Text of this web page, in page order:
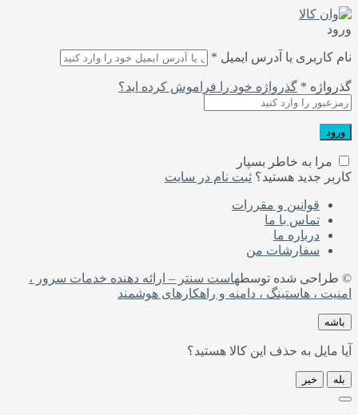
ورود
نام کاربری یا آدرس ایمیل *
گذرواژه * گذرواژه خود را فراموش کرده اید؟
ورود
مرا به خاطر بسپار
کاربر جدید هستید؟ ثبت نام در سایت
قوانین و مقررات
تماس با ما
درباره‌ ما
سفارشات من
© طراحی شده توسطهاست سنتر – ارائه دهنده خدمات سرور ،
امنیت ، هاستینگ ، دامنه و راهکارهای هوشمند
باشه
آیا مایل به حذف این کالا هستید؟
بله خیر